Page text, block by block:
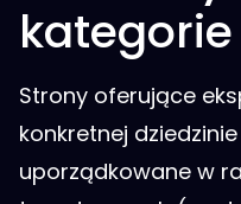
kategorie
Strony oferujące
konkretnej
uporządkowane w